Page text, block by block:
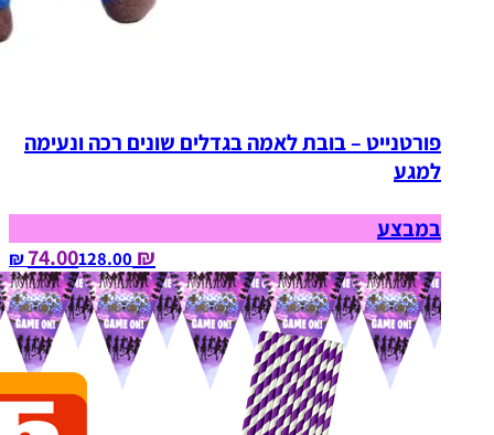
פורטנייט – בובת לאמה בגדלים שונים רכה ונעימה
למגע
במבצע
₪ 74.00
128.00‏ ₪